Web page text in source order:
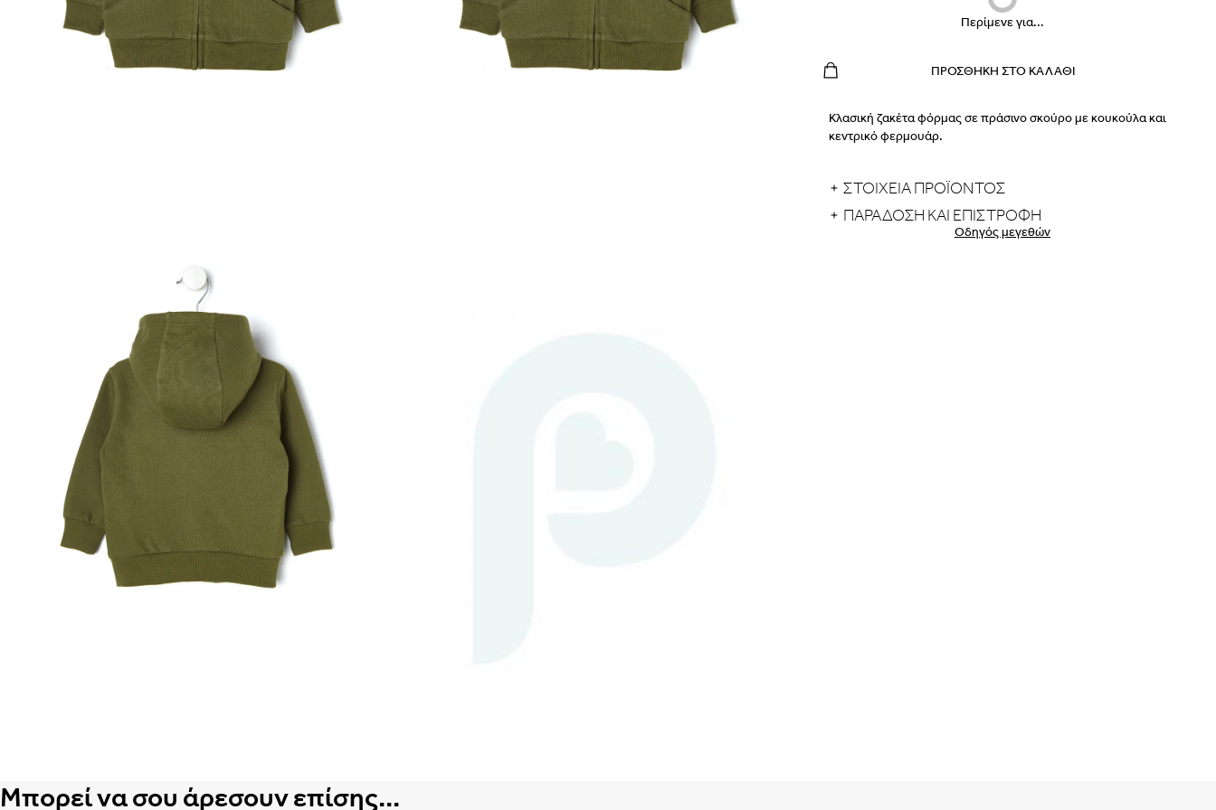
Περίμενε για...
ΠΡΟΣΘΉΚΗ ΣΤΟ ΚΑΛΆΘΙ
Κλασική ζακέτα φόρμας σε πράσινο σκούρο με κουκούλα και
κεντρικό φερμουάρ.
ΣΤΟΙΧΕΙΑ ΠΡΟΪΟΝΤΟΣ
ΠΑΡΆΔΟΣΗ ΚΑΙ ΕΠΙΣΤΡΟΦΉ
Οδηγός μεγεθών
Μπορεί να σου άρεσουν επίσης...
ΑΠΟΘΉΚΕΥΣΕ